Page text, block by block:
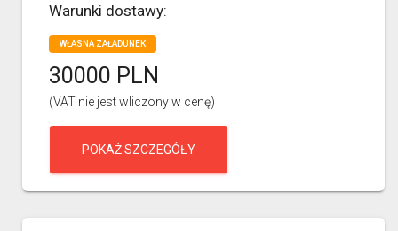
Warunki dostawy:
WŁASNA ZAŁADUNEK
30000 PLN
(VAT nie jest wliczony w cenę)
POKAŻ SZCZEGÓŁY